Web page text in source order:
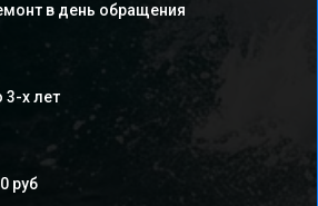
в день обращения
3-х лет
руб